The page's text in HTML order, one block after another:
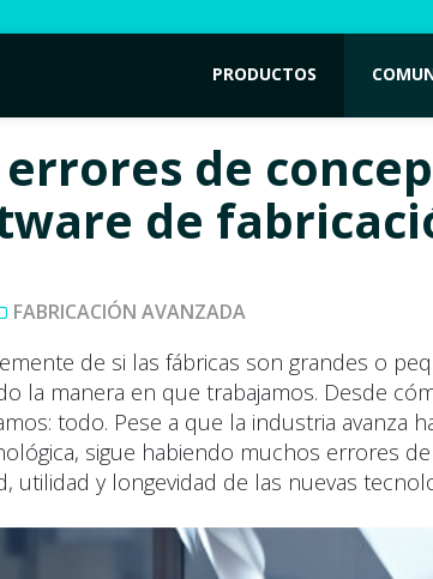
PRODUCTOS
errores de
de
FABRICACIÓN AVANZADA
de si las fábricas son grandes o
la manera en que trabajamos. Desde
todo. Pese a que la industria avanza
sigue habiendo muchos errores
utilidad y longevidad de las nuevas